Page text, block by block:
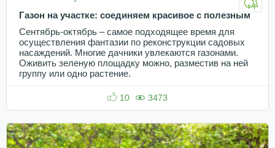
Газон на участке: соединяем красивое с полезным
Сентябрь-октябрь – самое подходящее время для
осуществления фантазии по реконструкции садовых
насаждений. Многие дачники увлекаются газонами.
Оживить зеленую площадку можно, разместив на ней
группу или одно растение.
10 3473